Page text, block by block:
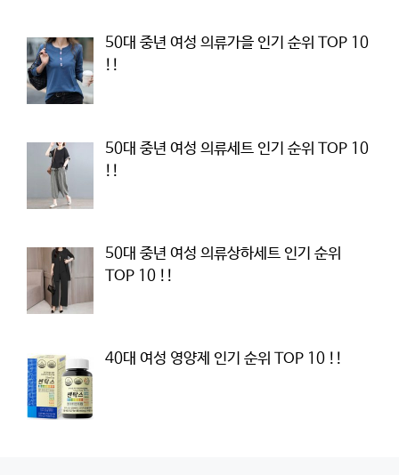
50대 중년 여성 의류가을 인기 순위 TOP 10
!!
50대 중년 여성 의류세트 인기 순위 TOP 10
!!
50대 중년 여성 의류상하세트 인기 순위
TOP 10 !!
40대 여성 영양제 인기 순위 TOP 10 !!